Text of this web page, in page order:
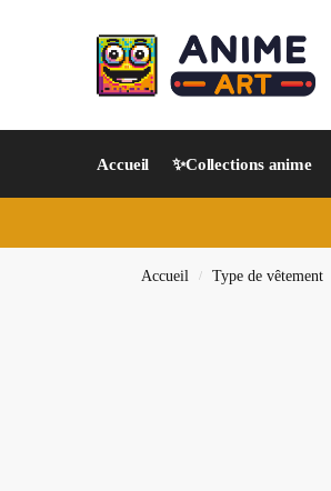
Accueil ✨Collections anime
Accueil / Type de vêtement